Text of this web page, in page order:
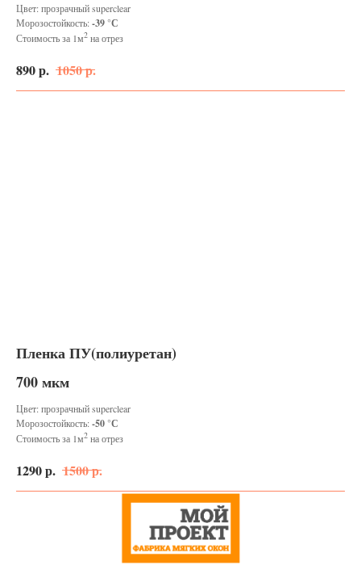
Цвет: прозрачный superclear
Морозостойкость:-39 °С
Стоимость за 1м2 на отрез
890р. 1050р.
Пленка ПУ(полиуретан)
700 мкм
Цвет: прозрачный superclear
Морозостойкость:-50 °С
Стоимость за 1м2 на отрез
1290р. 1500р.